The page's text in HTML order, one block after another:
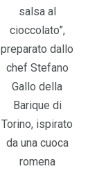
salsa al
cioccolato”,
preparato dallo
chef Stefano
Gallo della
Barique di
Torino, ispirato
da una cuoca
romena